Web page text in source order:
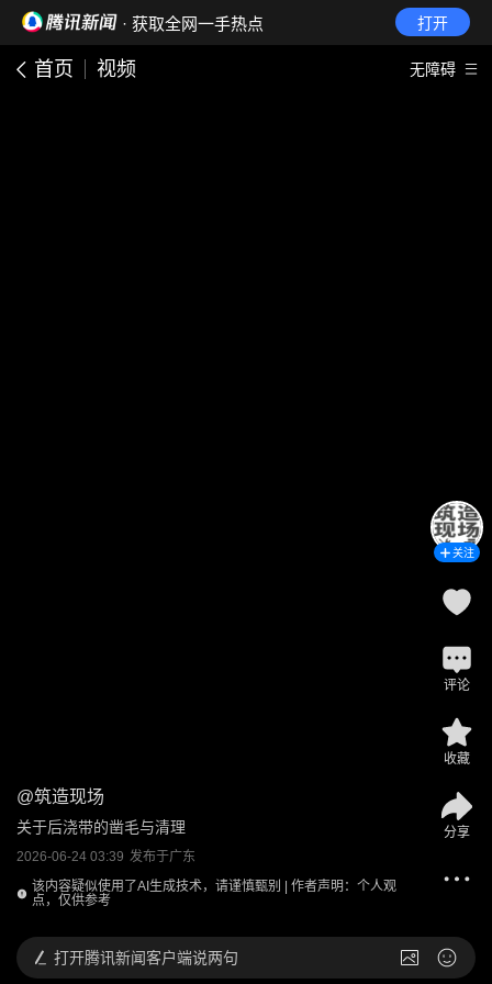
· 获取全网一手热点 打开
首页 视频 无障碍
@筑造现场
关于后浇带的凿毛与清理
2026-06-24 03:39 发布于广东
该内容疑似使用了AI生成技术，请谨慎甄别 | 作者声明：个人观
点，仅供参考
关注
评论
收藏
分享
打开腾讯新闻客户端说两句